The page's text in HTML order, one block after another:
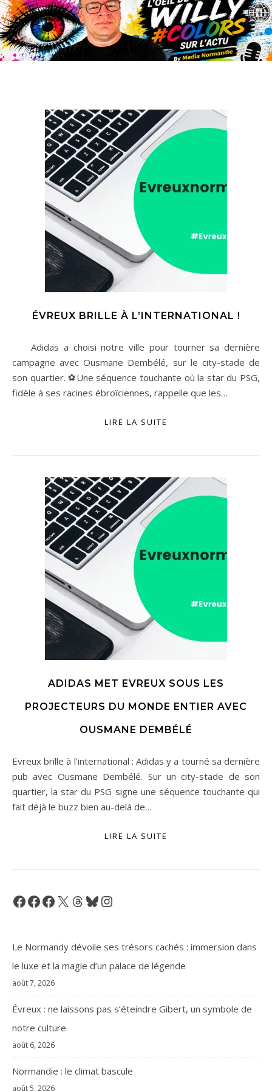
ÉVREUX BRILLE À L’INTERNATIONAL !
Adidas a choisi notre ville pour tourner sa dernière
campagne avec Ousmane Dembélé, sur le city-stade de
son quartier. ⚽Une séquence touchante où la star du PSG,
fidèle à ses racines ébroïciennes, rappelle que les…
LIRE LA SUITE
ADIDAS MET EVREUX SOUS LES
PROJECTEURS DU MONDE ENTIER AVEC
OUSMANE DEMBÉLÉ
Evreux brille à l’international : Adidas y a tourné sa dernière
pub avec Ousmane Dembélé. Sur un city-stade de son
quartier, la star du PSG signe une séquence touchante qui
fait déjà le buzz bien au-delà de…
LIRE LA SUITE
Facebook
Facebook
Facebook
X Threads
BlueskyInstagram
Le Normandy dévoile ses trésors cachés : immersion dans
le luxe et la magie d’un palace de légende
août 7, 2026
Évreux : ne laissons pas s’éteindre Gibert, un symbole de
notre culture
août 6, 2026
Normandie : le climat bascule
août 5, 2026